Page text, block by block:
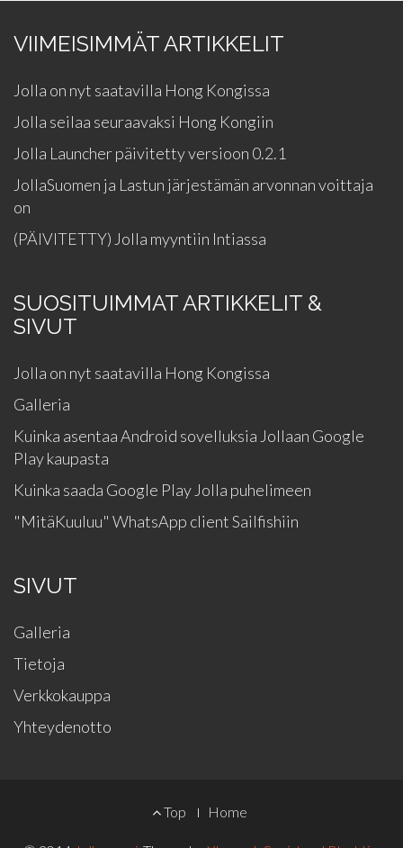
VIIMEISIMMÄT ARTIKKELIT
Jolla on nyt saatavilla Hong Kongissa
Jolla seilaa seuraavaksi Hong Kongiin
Jolla Launcher päivitetty versioon 0.2.1
JollaSuomen ja Lastun järjestämän arvonnan voittaja
on
(PÄIVITETTY) Jolla myyntiin Intiassa
SUOSITUIMMAT ARTIKKELIT &
SIVUT
Jolla on nyt saatavilla Hong Kongissa
Galleria
Kuinka asentaa Android sovelluksia Jollaan Google
Play kaupasta
Kuinka saada Google Play Jolla puhelimeen
"MitäKuuluu" WhatsApp client Sailfishiin
SIVUT
Galleria
Tietoja
Verkkokauppa
Yhteydenotto
Top Home